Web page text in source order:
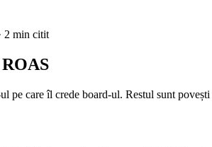
2 min citit
ROAS
pe care îl crede board-ul. Restul sunt